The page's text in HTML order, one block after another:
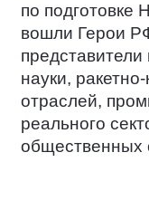
по подготовке
вошли Герои
науки,
отраслей,
реального
общественных